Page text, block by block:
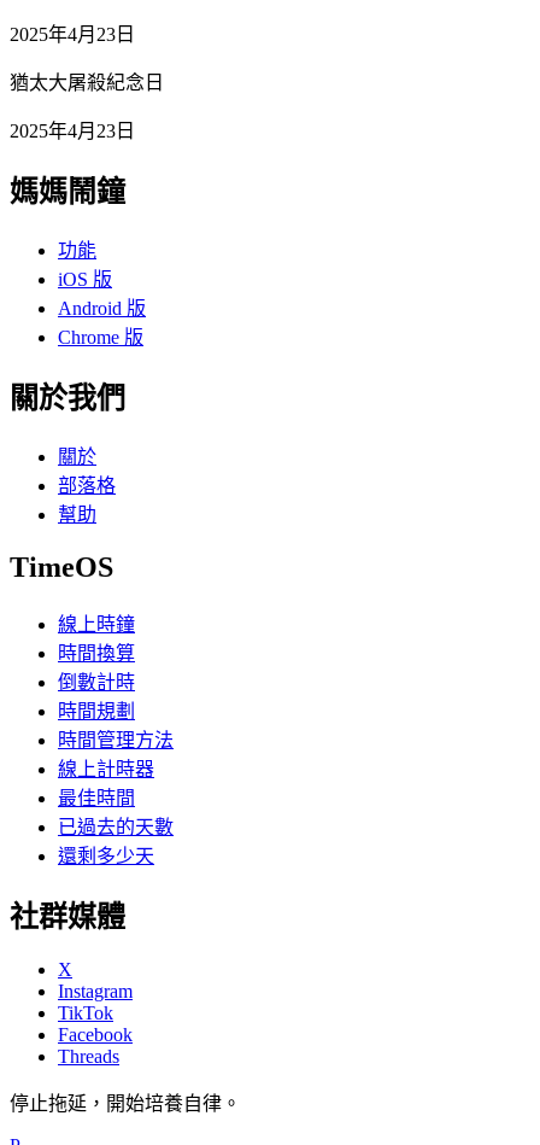
2025年4月23日
猶太大屠殺紀念日
2025年4月23日
媽媽鬧鐘
功能
iOS 版
Android 版
Chrome 版
關於我們
關於
部落格
幫助
TimeOS
線上時鐘
時間換算
倒數計時
時間規劃
時間管理方法
線上計時器
最佳時間
已過去的天數
還剩多少天
社群媒體
X
Instagram
TikTok
Facebook
Threads
停止拖延，開始培養自律。